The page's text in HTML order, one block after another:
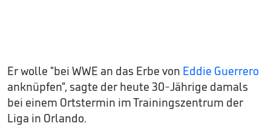
Er wolle "bei WWE an das Erbe von Eddie Guerrero
anknüpfen", sagte der heute 30-Jährige damals
bei einem Ortstermin im Trainingszentrum der
Liga in Orlando.